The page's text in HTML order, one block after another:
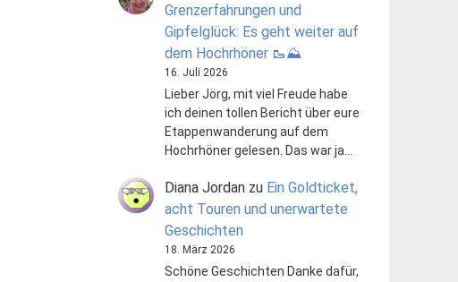
Grenzerfahrungen und
Gipfelglück: Es geht weiter auf
dem Hochrhöner 🥾⛰️
16. Juli 2026
Lieber Jörg, mit viel Freude habe
ich deinen tollen Bericht über eure
Etappenwanderung auf dem
Hochrhöner gelesen. Das war ja…
Diana Jordanzu Ein Goldticket,
acht Touren und unerwartete
Geschichten
18. März 2026
Schöne Geschichten Danke dafür,